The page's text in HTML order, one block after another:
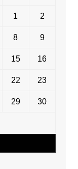
1 2
8 9
15 16
22 23
29 30